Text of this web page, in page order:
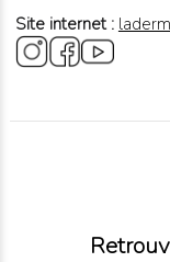
Site internet :